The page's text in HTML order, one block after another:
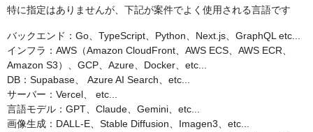
特に指定はありませんが、下記が案件でよく使用される言語です
バックエンド：Go、TypeScript、Python、Next.js、GraphQL etc...
インフラ：AWS（Amazon CloudFront、AWS ECS、AWS ECR、
Amazon S3）、GCP、Azure、Docker、etc...
DB：Supabase、 Azure AI Search、etc...
サーバー：Vercel、 etc...
言語モデル：GPT、Claude、Gemini、etc...
画像生成：DALL-E、Stable Diffusion、Imagen3、etc...